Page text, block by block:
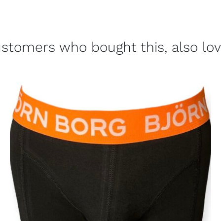
who bought this, also